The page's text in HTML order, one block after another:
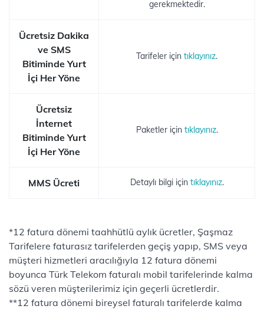
gerekmektedir.
Ücretsiz Dakika
ve SMS
Bitiminde Yurt
İçi Her Yöne
Tarifeler için tıklayınız.
Ücretsiz
İnternet
Bitiminde Yurt
İçi Her Yöne
Paketler için tıklayınız.
MMS Ücreti Detaylı bilgi için tıklayınız.
*12 fatura dönemi taahhütlü aylık ücretler, Şaşmaz
Tarifelere faturasız tarifelerden geçiş yapıp, SMS veya
müşteri hizmetleri aracılığıyla 12 fatura dönemi
boyunca Türk Telekom faturalı mobil tarifelerinde kalma
sözü veren müşterilerimiz için geçerli ücretlerdir.
**12 fatura dönemi bireysel faturalı tarifelerde kalma